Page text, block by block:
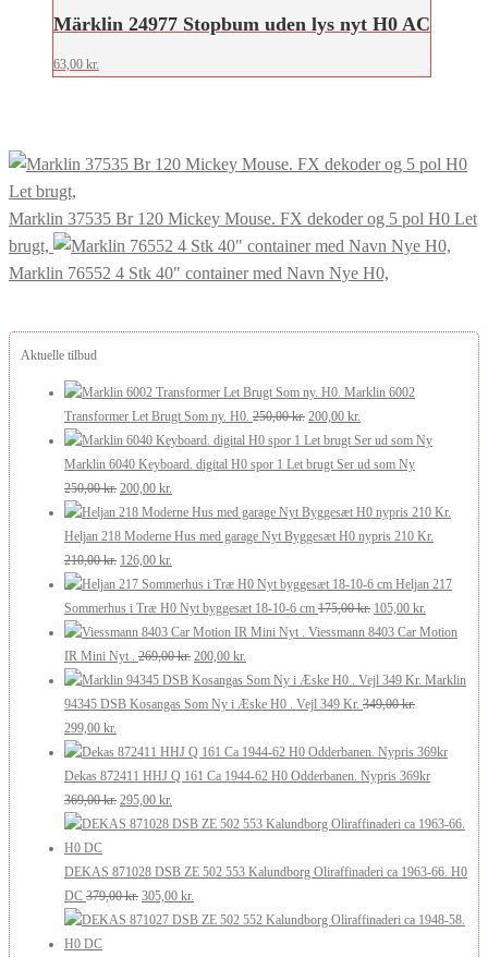
Märklin 24977 Stopbum uden lys nyt H0 AC
63,00 kr.
Marklin 37535 Br 120 Mickey Mouse. FX dekoder og 5 pol H0 Let
brugt,
Marklin 76552 4 Stk 40" container med Navn Nye H0,
Aktuelle tilbud
Marklin 6002
Transformer Let Brugt Som ny. H0. 250,00kr. Den
oprindelige
pris
250,00 kr..
200,00 kr.
aktuelle
pris
200,00 kr..
Marklin 6040 Keyboard. digital H0 spor 1 Let brugt Ser ud som Ny
250,00kr. Den
oprindelige
pris
var:
250,00 kr..
200,00 kr.
aktuelle
pris
200,00 kr..
Heljan 218 Moderne Hus med garage Nyt Byggesæt H0 nypris 210 Kr.
210,00kr. Den
oprindelige
pris
var:
210,00 kr..
126,00 kr.
aktuelle
pris
er:
126,00 kr..
Heljan 217
Sommerhus i Træ H0 Nyt byggesæt 18-10-6 cm 175,00kr. Den
oprindelige
var:
175,00 kr..
105,00 kr.
aktuelle
er:
105,00 kr..
Viessmann 8403 Car Motion
IR Mini Nyt .
269,00kr. Den
oprindelige
pris
269,00 kr..
200,00 kr.
aktuelle
pris
200,00 kr..
Marklin
94345 DSB Kosangas Som Ny i Æske H0 . Vejl 349 Kr. 349,00kr.
Den
oprindelige
pris
var:
349,00 kr..
299,00 kr.
aktuelle
pris
er:
299,00 kr..
Dekas 872411 HHJ Q 161 Ca 1944-62 H0 Odderbanen. Nypris 369kr
369,00kr. Den
oprindelige
var:
369,00 kr..
295,00 kr.
aktuelle
er:
295,00 kr..
DEKAS 871028 DSB ZE 502 553 Kalundborg Oliraffinaderi ca 1963-66. H0
DC 379,00kr. Den
oprindelige
305,00 kr.
aktuelle